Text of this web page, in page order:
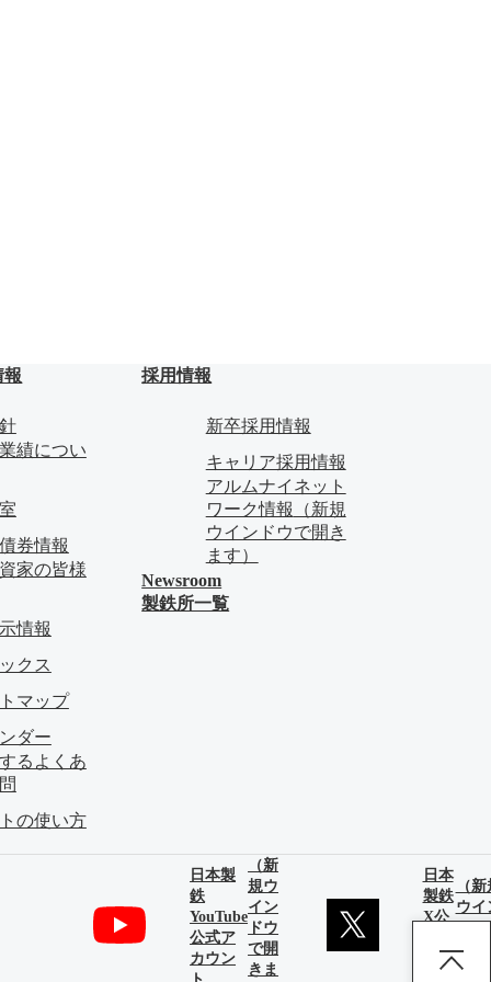
報
績につい
券情報
家の皆様
情報
クス
マップ
ダー
るよくあ
の使い方
採用情報
新卒採用情報
キャリア採用情報
アルムナイネット
ワーク情報 （新規
ウインドウで開き
ます）
Newsroom
製鉄所一覧
日本製
鉄
YouTube
公式ア
カウン
（新
規ウ
イン
ドウ
で開
きま
日本
製鉄
X公
カウ
（
ウイ
ドウ
開き
す）